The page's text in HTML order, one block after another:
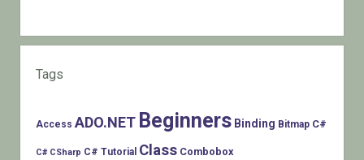
Tags
Access ADO.NET Beginners Binding Bitmap C#
C# CSharp C# Tutorial Class Combobox